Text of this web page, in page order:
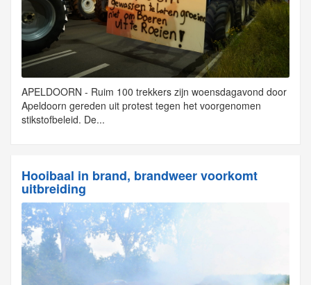
APELDOORN - Ruim 100 trekkers zijn woensdagavond door
Apeldoorn gereden uit protest tegen het voorgenomen
stikstofbeleid. De...
Hooibaal in brand, brandweer voorkomt
uitbreiding